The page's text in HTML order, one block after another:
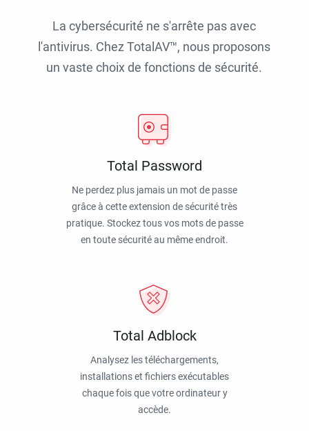
La cybersécurité ne s'arrête pas avec
l'antivirus. Chez TotalAV™, nous proposons
un vaste choix de fonctions de sécurité.
Total Password
Ne perdez plus jamais un mot de passe
grâce à cette extension de sécurité très
pratique. Stockez tous vos mots de passe
en toute sécurité au même endroit.
Total Adblock
Analysez les téléchargements,
installations et fichiers exécutables
chaque fois que votre ordinateur y
accède.